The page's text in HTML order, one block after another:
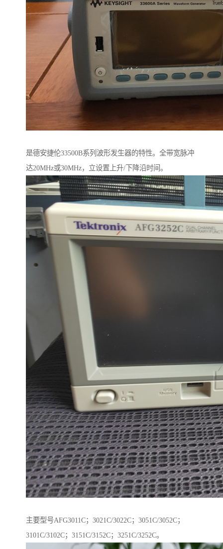
是德安捷伦33500B系列波形发生器的特性。全带宽脉冲
达20MHz或30MHz，立设置上升/下降沿时间。
主要型号AFG3011C；3021C/3022C；3051C/3052C；
3101C/3102C；3151C/3152C；3251C/3252C。